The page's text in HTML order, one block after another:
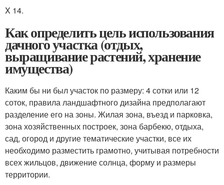
X 14.
Как определить цель использования
дачного участка (отдых,
выращивание растений, хранение
имущества)
Каким бы ни был участок по размеру: 4 сотки или 12
соток, правила ландшафтного дизайна предполагают
разделение его на зоны. Жилая зона, въезд и парковка,
зона хозяйственных построек, зона барбекю, отдыха,
сад, огород и другие тематические участки, все их
необходимо разместить грамотно, учитывая потребности
всех жильцов, движение солнца, форму и размеры
территории.